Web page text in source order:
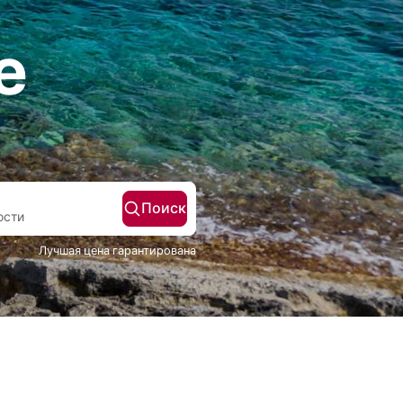
Поиск
Лучшая цена гарантирована